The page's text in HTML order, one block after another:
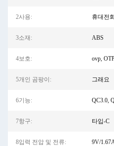
2사용: 휴대전
3소재: ABS
4보호: ovp,
5개인 곰팡이: 그래요
6기능: QC3.0,
7항구: 타입-C
8입력 전압 및 전류: 9V/